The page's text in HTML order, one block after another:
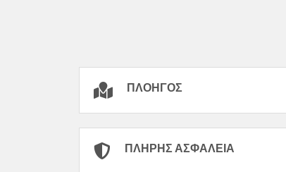
ΠΛΟΗΓΌΣ
ΠΛΉΡΗΣ ΑΣΦΆΛΕΙΑ